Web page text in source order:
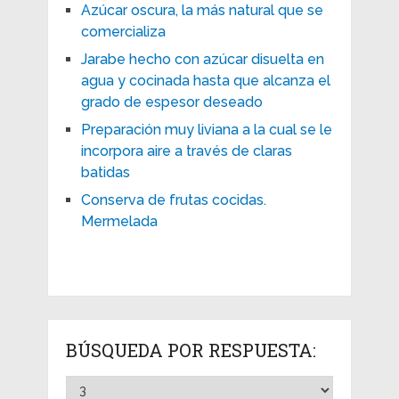
Azúcar oscura, la más natural que se
comercializa
Jarabe hecho con azúcar disuelta en
agua y cocinada hasta que alcanza el
grado de espesor deseado
Preparación muy liviana a la cual se le
incorpora aire a través de claras
batidas
Conserva de frutas cocidas.
Mermelada
BÚSQUEDA POR RESPUESTA: